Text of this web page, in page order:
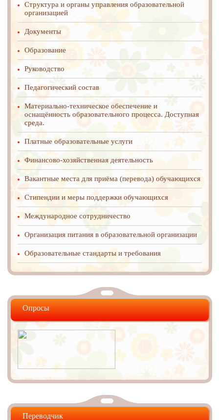
Структура и органы управления образовательной
организацией
Документы
Образование
Руководство
Педагогический состав
Материально-техническое обеспечение и
оснащённость образовательного процесса. Доступная
среда.
Платные образовательные услуги
Финансово-хозяйственная деятельность
Вакантные места для приёма (перевода) обучающихся
Стипендии и меры поддержки обучающихся
Международное cотрудничество
Организация питания в образовательной организации
Образовательные стандарты и требования
Опросы
Переводчик